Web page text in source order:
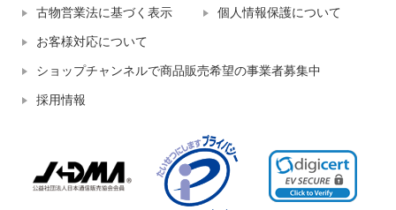
古物営業法に基づく表示 個人情報保護について
お客様対応について
ショップチャンネルで商品販売希望の事業者募集中
採用情報